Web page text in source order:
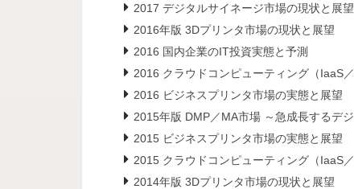
2017 デジタルサイネージ市場の現状と展望
2016年版 3Dプリンタ市場の現状と展望
2016 国内企業のIT投資実態と予測
2016 クラウドコンピューティング（IaaS
2016 ビジネスプリンタ市場の実態と展望
2015年版 DMP／MA市場 ～急成長するデ
2015 ビジネスプリンタ市場の実態と展望
2015 クラウドコンピューティング（IaaS
2014年版 3Dプリンタ市場の現状と展望